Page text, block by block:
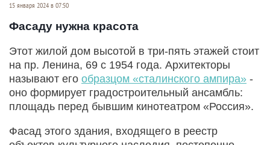
15 января 2024 в 07:50
Фасаду нужна красота
Этот жилой дом высотой в три-пять этажей стоит
на пр. Ленина, 69 с 1954 года. Архитекторы
называют его образцом «сталинского ампира» -
оно формирует градостроительный ансамбль:
площадь перед бывшим кинотеатром «Россия».
Фасад этого здания, входящего в реестр